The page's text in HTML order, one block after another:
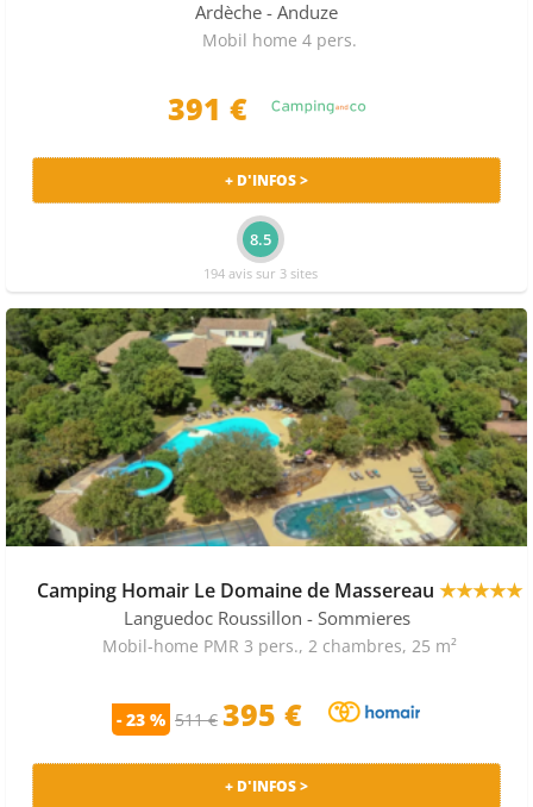
Ardèche - Anduze
Mobil home 4 pers.
391 €
+ D'INFOS >
8.5
194 avis sur 3 sites
Camping Homair Le Domaine de Massereau ★★★★★
Languedoc Roussillon - Sommieres
Mobil-home PMR 3 pers., 2 chambres, 25 m²
- 23 % 511 € 395 €
+ D'INFOS >